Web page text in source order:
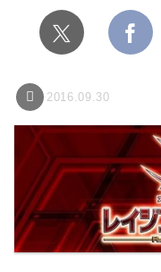
2016.09.30